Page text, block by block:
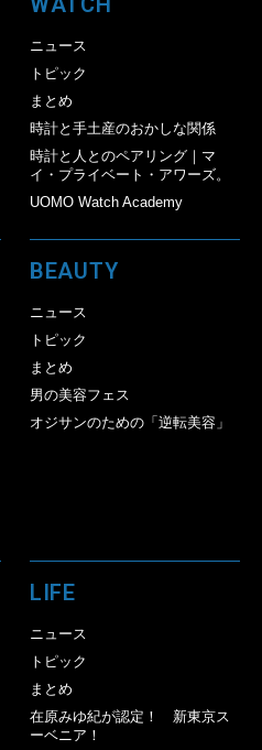
ニュース
トピック
まとめ
時計と手土産のおかしな関係
時計と人とのペアリング｜マ
イ・プライベート・アワーズ。
UOMO Watch Academy
BEAUTY
ニュース
トピック
まとめ
男の美容フェス
オジサンのための「逆転美容」
LIFE
ニュース
トピック
まとめ
在原みゆ紀が認定！ 新東京ス
ーベニア！